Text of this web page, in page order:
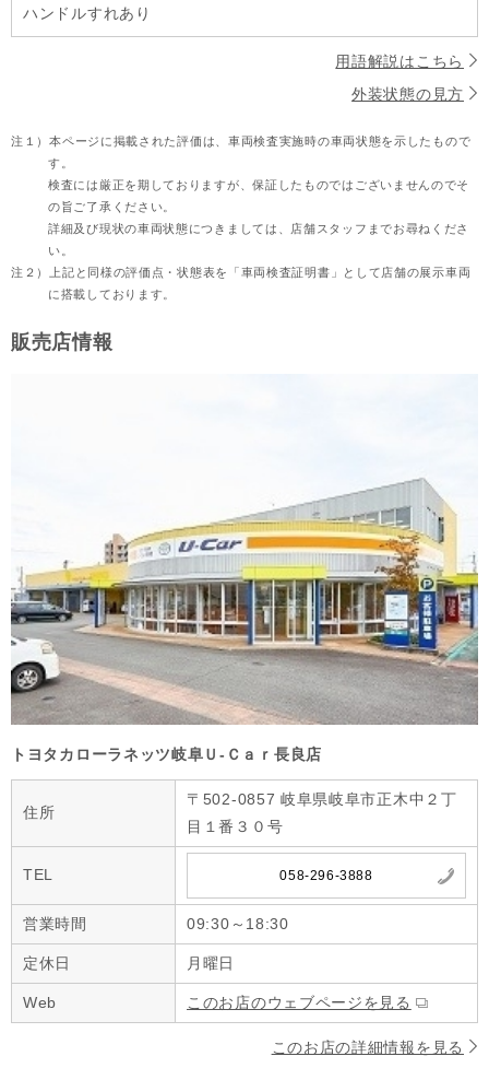
ハンドルすれあり
用語解説はこちら
外装状態の見方
注１）本ページに掲載された評価は、車両検査実施時の車両状態を示したもので
す。
検査には厳正を期しておりますが、保証したものではございませんのでそ
の旨ご了承ください。
詳細及び現状の車両状態につきましては、店舗スタッフまでお尋ねくださ
い。
注２）
上記と同様の評価点・状態表を「車両検査証明書」として店舗の展示車両
に搭載しております。
販売店情報
トヨタカローラネッツ岐阜Ｕ‐Ｃａｒ長良店
住所
〒502-0857 岐阜県岐阜市正木中２丁
目１番３０号
TEL 058-296-3888
営業時間 09:30～18:30
定休日 月曜日
Web このお店のウェブページを見る
このお店の詳細情報を見る